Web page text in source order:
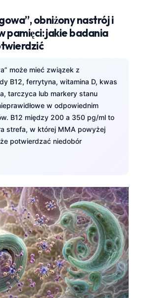
obniżony nastrój i
pamięci: jakie badania
może mieć związek z
B12, ferrytyna, witamina D, kwas
tarczyca lub markery stanu
w odpowiednim
B12 między 200 a 350 pg/ml to
strefa, w której MMA powyżej
potwierdzać niedobór
јазик
мова